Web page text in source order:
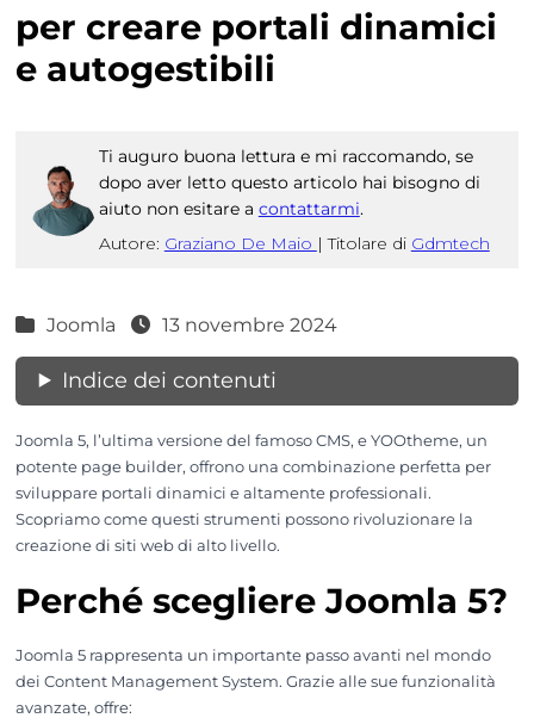
per creare portali dinamici
e autogestibili
Ti auguro buona lettura e mi raccomando, se
dopo aver letto questo articolo hai bisogno di
aiuto non esitare a contattarmi.
Autore: Graziano De Maio | Titolare di Gdmtech
Joomla 13 novembre 2024
Indice dei contenuti
Joomla 5, l’ultima versione del famoso CMS, e YOOtheme, un
potente page builder, offrono una combinazione perfetta per
sviluppare portali dinamici e altamente professionali.
Scopriamo come questi strumenti possono rivoluzionare la
creazione di siti web di alto livello.
Perché scegliere Joomla 5?
Joomla 5 rappresenta un importante passo avanti nel mondo
dei Content Management System. Grazie alle sue funzionalità
avanzate, offre: